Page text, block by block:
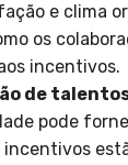
e clima
os
incentivos.
de
pode
incentivos